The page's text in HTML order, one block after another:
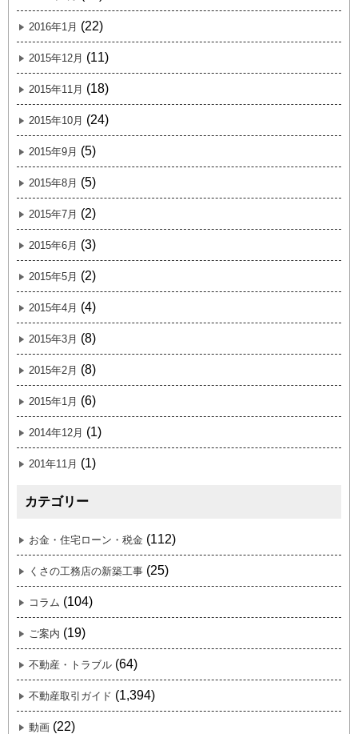
2016年1月 (22)
2015年12月 (11)
2015年11月 (18)
2015年10月 (24)
2015年9月 (5)
2015年8月 (5)
2015年7月 (2)
2015年6月 (3)
2015年5月 (2)
2015年4月 (4)
2015年3月 (8)
2015年2月 (8)
2015年1月 (6)
2014年12月 (1)
201年11月 (1)
カテゴリー
お金・住宅ローン・税金 (112)
くさの工務店の新築工事 (25)
コラム (104)
ご案内 (19)
不動産・トラブル (64)
不動産取引ガイド (1,394)
動画 (22)